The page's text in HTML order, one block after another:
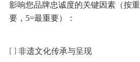
影响您品牌忠诚度的关键因素（按
要，5=最重要）：
非遗文化传承与呈现